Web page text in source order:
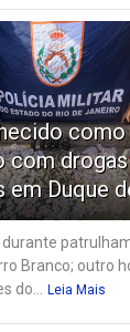
como
com
Duque
Branco; outro
do...
Leia Mais